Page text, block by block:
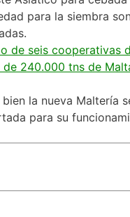
para la siembra
de seis cooperativas
240.000 tns de
la nueva Maltería
para su